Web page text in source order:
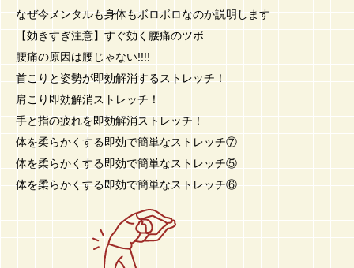
なぜ今メンタルも身体もボロボロなのか説明します
【効きすぎ注意】すぐ効く腰痛のツボ
腰痛の原因は腰じゃない!!!!
首こりと姿勢が即効解消するストレッチ！
肩こり即効解消ストレッチ！
手と指の疲れを即効解消ストレッチ！
体を柔らかくする即効で簡単なストレッチ⑦
体を柔らかくする即効で簡単なストレッチ⑤
体を柔らかくする即効で簡単なストレッチ⑥